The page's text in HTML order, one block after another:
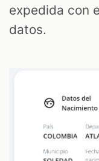
expedida con
datos.